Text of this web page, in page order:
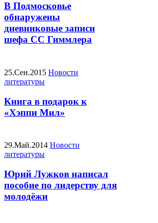
В Подмосковье
обнаружены
дневниковые записи
шефа СС Гиммлера
25.Сен.2015 Новости
литературы
Книга в подарок к
«Хэппи Мил»
29.Май.2014 Новости
литературы
Юрий Лужков написал
пособие по лидерству для
молодёжи